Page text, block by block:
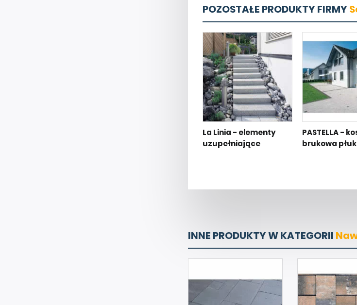
POZOSTAŁE PRODUKTY FIRMY
La Linia - elementy
uzupełniające
PASTELLA -
brukowa
INNE PRODUKTY W KATEGORII